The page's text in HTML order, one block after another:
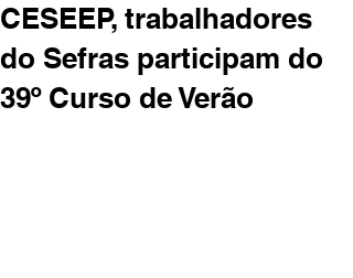
CESEEP, trabalhadores
do Sefras participam do
39º Curso de Verão